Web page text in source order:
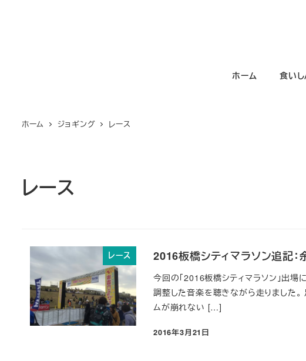
ホーム 食い
ホーム ジョギング レース
レース
レース 2016板橋シティマラソン追記：
今回の「2016板橋シティマラソン」出
調整した音楽を聴きながら走りました
ムが崩れない […]
投稿日
2016年3月21日